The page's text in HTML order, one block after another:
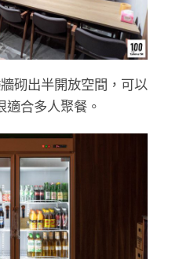
砌出半開放空間，可以
適合多人聚餐。